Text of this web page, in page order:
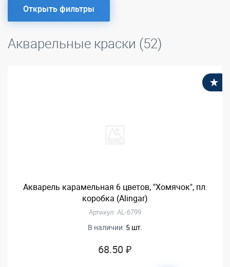
Открыть фильтры
Акварельные краски (52)
Акварель карамельная 6 цветов, "Хомячок", пл.
коробка (Alingar)
Артикул: AL-6799
В наличии: 5 шт.
68.50 ₽